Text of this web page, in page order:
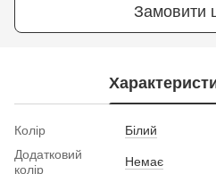
Замовити
Колір
Білий
Додатковий
колір
Немає